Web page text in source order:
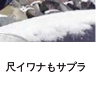
尺イワナもサプラ